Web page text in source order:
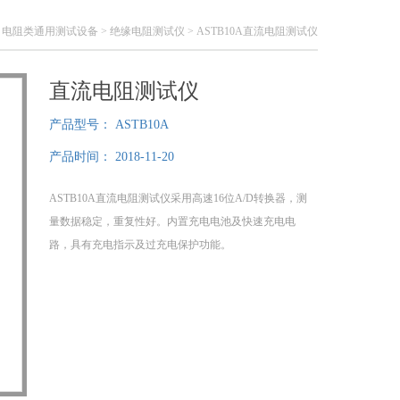
电阻类通用测试设备 > 绝缘电阻测试仪 > ASTB10A直流电阻测试仪
直流电阻测试仪
产品型号： ASTB10A
产品时间： 2018-11-20
ASTB10A直流电阻测试仪采用高速16位A/D转换器，测
量数据稳定，重复性好。内置充电电池及快速充电电
路，具有充电指示及过充电保护功能。